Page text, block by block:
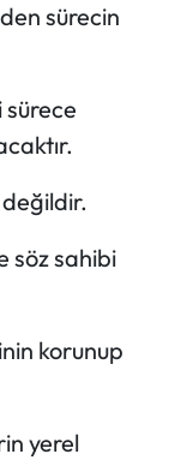
sürecin
sürece
söz sahibi
korunup
yerel